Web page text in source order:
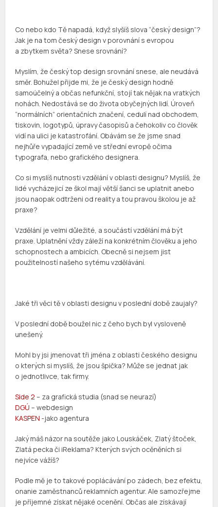
Co nebo kdo Tě napadá, když slyšíš slova “český design”?
Jak je na tom český design v porovnání s evropou
a zbytkem světa? Snese srovnání?
Myslím, že český top design srovnání snese, ale neudává
směr. Bohužel přijde mi, že je český design hodně
samoúčelný a občas nefunkční, stojí tak nějak na vratkých
nohách. Nedostává se do života obyčejných lidí. Úroveň
“normálních” orientačních značení, cedulí nad obchodem,
tiskovin, logotypů, úpravy časopisů a čehokoliv co člověk
vidí na ulici je katastrofání. Obávám se že jsme snad
nejhůře vypadající země ve střední evropě očima
typografa, nebo grafického designera.
Co si myslíš nutnosti vzdělání v oblasti designu? Myslíš, že
lidé vycházejicí ze škol mají větší šanci se uplatnit anebo
jsou naopak odtrženi od reality a tou pravou školou je až
praxe?
Vzdělání je velmi důležité, a součástí vzdělání má být
praxe. Uplatnění vždy záleží na konkrétním člověku a jeho
schopnostech a ambicích. Obecně si nejsem jist
použitelností našeho sytému vzdělávání.
Jaké tři věci tě v oblasti designu v poslední době zaujaly?
V poslední době boužel nic z čeho bych byl vysloveně
unešený.
Mohl by jsi jmenovat tři jména z oblasti českého designu
o kterých si myslíš, že jsou špička? Může se jednat jak
o jednotlivce, tak firmy.
Side 2 – za grafická studia (snad se neurazí)
DGÚ – webdesign
KASPEN -jako agentura
Jaký máš názor na soutěže jako Louskáček, Zlatý štoček,
Zlatá pecka či iReklama? Kterých svých ocěněních si
nejvíce vážíš?
Podle mě je to takové poplácávání po zádech, bez efektu,
onanie zaměstnanců reklamních agentur. Ale samozřejme
je příjemné získat nějaké ocenění. Občas ale získávají